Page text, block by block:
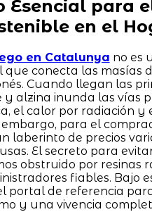
Esencial para
en el
en Catalunya no es
conecta las masías
Cuando llegan las
alzina inunda las vías
el calor por radiación
embargo, para el
laberinto de precios
El secreto para
obstruido por resinas
fiables. Bajo
portal de referencia
y una vivencia